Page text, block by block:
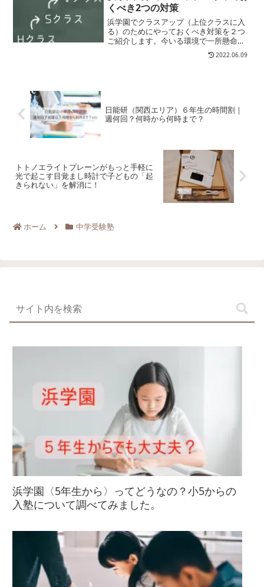
み。塾生の場合は、２回目以降...
くべき2つの対策
浜学園でクラスアップ（上位クラスに入
る）のためにやっておくべき対策を２つ
ご紹介します。今いる環境で一所懸命に
やるだけでは難しいですが、対策を取る
ことで浜学園でのクラスアップも狙えま
2022.06.09
日能研（関西エリア）６年生の時間割｜
週何回？何時から何時まで？
トトノエライトプレーンがもっと手軽に
光で起こす目覚まし時計で子どもの「起
きられない」を解消に！
ホーム 中学受験塾
浜学園〈5年生から〉ってどうなの？小5からの
入塾について調べてみました。